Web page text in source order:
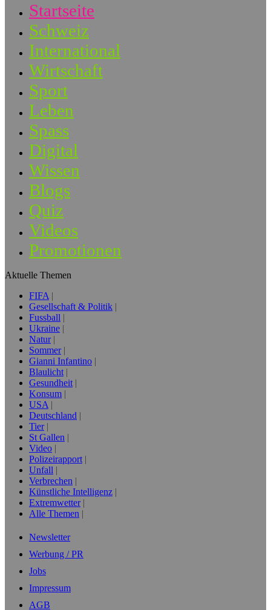
Startseite
Schweiz
International
Wirtschaft
Sport
Leben
Spass
Digital
Wissen
Blogs
Quiz
Videos
Promotionen
Aktuelle Themen
FIFA
Gesellschaft & Politik
Fussball
Ukraine
Natur
Sommer
Gianni Infantino
Blaulicht
Gesundheit
Konsum
USA
Deutschland
Tier
St Gallen
Video
Polizeirapport
Unfall
Verbrechen
Künstliche Intelligenz
Extremwetter
Alle Themen
Newsletter
Werbung / PR
Jobs
Impressum
AGB